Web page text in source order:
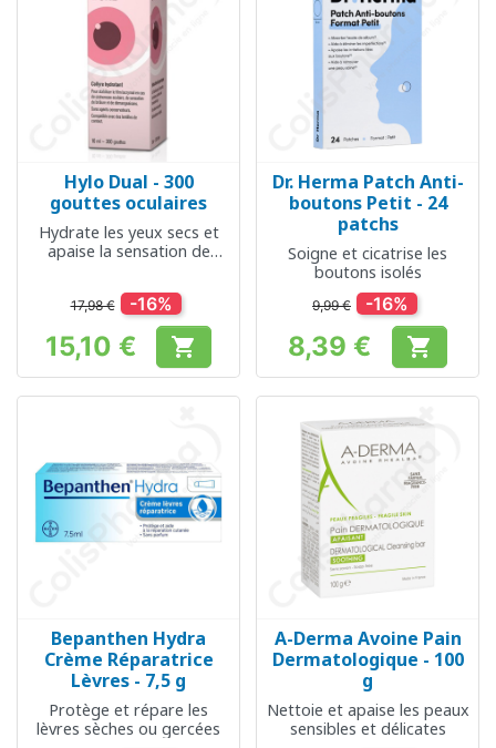
Hylo Dual - 300
gouttes oculaires
Hydrate les yeux secs et
apaise la sensation de
17,98 € -16%
Prix
15,10 € 
Dr. Herma Patch Anti-
boutons Petit - 24
patchs
Soigne et cicatrise les
boutons isolés
9,99 € -16%
Prix
8,39 € 
Bepanthen Hydra
Crème Réparatrice
Lèvres - 7,5 g
Protège et répare les
lèvres sèches ou gercées
A-Derma Avoine Pain
Dermatologique - 100
g
Nettoie et apaise les peaux
sensibles et délicates